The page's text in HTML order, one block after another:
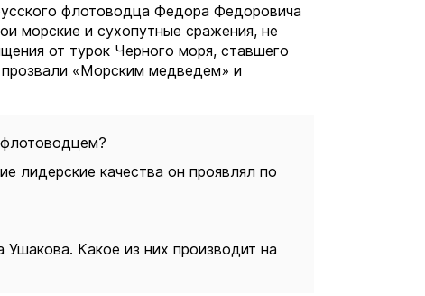
флотоводца Федора Федоровича
морские и сухопутные сражения, не
от турок Черного моря, ставшего
«Морским медведем» и
лидерские качества он проявлял по
Какое из них производит на